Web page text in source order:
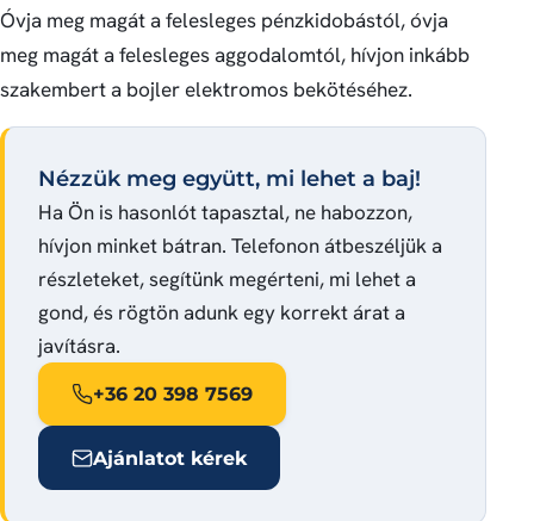
Óvja meg magát a felesleges pénzkidobástól, óvja
meg magát a felesleges aggodalomtól, hívjon inkább
szakembert a bojler elektromos bekötéséhez.
Nézzük meg együtt, mi lehet a baj!
Ha Ön is hasonlót tapasztal, ne habozzon,
hívjon minket bátran. Telefonon átbeszéljük a
részleteket, segítünk megérteni, mi lehet a
gond, és rögtön adunk egy korrekt árat a
javításra.
+36 20 398 7569
Ajánlatot kérek